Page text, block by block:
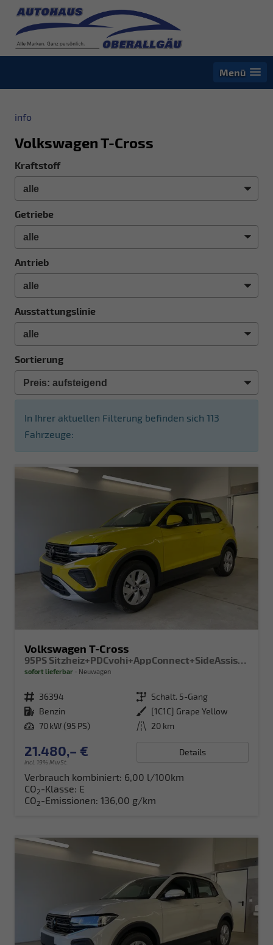
Menü
info
Volkswagen T-Cross
Kraftstoff
Getriebe
Antrieb
Ausstattungslinie
Sortierung
In Ihrer aktuellen Filterung befinden sich 113
Fahrzeuge:
Volkswagen T-Cross
sofort lieferbar Neuwagen
Fahrzeugnr. 36394 Getriebe Schalt. 5-Gang
Kraftstoff Benzin Außenfarbe [1C1C] Grape Yellow
Leistung 70 kW (95 PS) Kilometerstand 20 km
21.480,– €
incl. 19% MwSt.
Details
Verbrauch kombiniert: 6,00 l/100km
CO2-Klasse: E
CO2-Emissionen: 136,00 g/km